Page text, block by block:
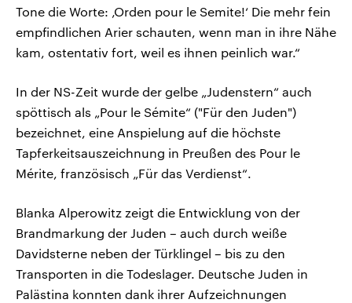
Tone die Worte: ‚Orden pour le Semite!‘ Die mehr fein
empfindlichen Arier schauten, wenn man in ihre Nähe
kam, ostentativ fort, weil es ihnen peinlich war.“
In der NS-Zeit wurde der gelbe „Judenstern“ auch
spöttisch als „Pour le Sémite“ ("Für den Juden")
bezeichnet, eine Anspielung auf die höchste
Tapferkeitsauszeichnung in Preußen des Pour le
Mérite, französisch „Für das Verdienst“.
Blanka Alperowitz zeigt die Entwicklung von der
Brandmarkung der Juden – auch durch weiße
Davidsterne neben der Türklingel – bis zu den
Transporten in die Todeslager. Deutsche Juden in
Palästina konnten dank ihrer Aufzeichnungen